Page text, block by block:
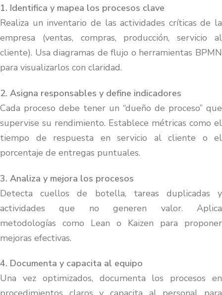
1. Identifica y mapea los procesos clave
Realiza un inventario de las actividades críticas de la
empresa (ventas, compras, producción, servicio al
cliente). Usa diagramas de flujo o herramientas BPMN
para visualizarlos con claridad.
2. Asigna responsables y define indicadores
Cada proceso debe tener un “dueño de proceso” que
supervise su rendimiento. Establece métricas como el
tiempo de respuesta en servicio al cliente o el
porcentaje de entregas puntuales.
3. Analiza y mejora los procesos
Detecta cuellos de botella, tareas duplicadas y
actividades que no generen valor. Aplica
metodologías como Lean o Kaizen para proponer
mejoras efectivas.
4. Documenta y capacita al equipo
Una vez optimizados, documenta los procesos en